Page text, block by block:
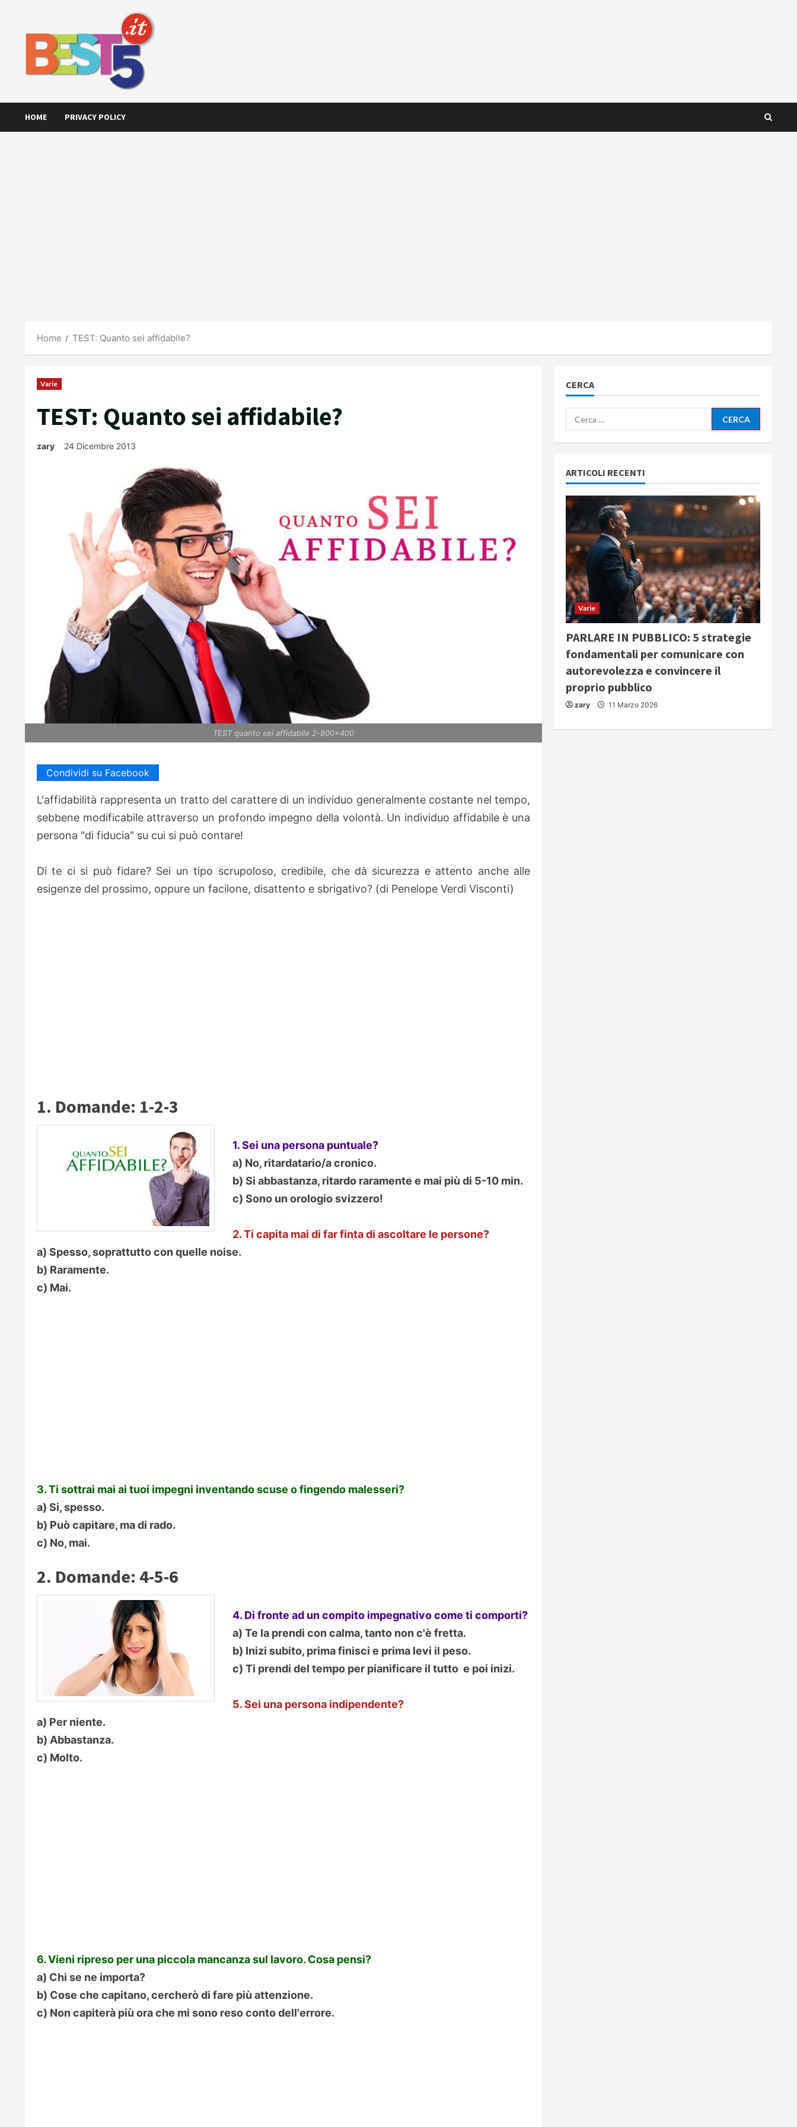
HOME PRIVACY POLICY
Home TEST: Quanto sei affidabile?
Varie
TEST: Quanto sei affidabile?
zary 24 Dicembre 2013
TEST quanto sei affidabile 2-800x400
Condividi su Facebook
L'affidabilità rappresenta un tratto del carattere di un individuo generalmente costante nel tempo,
sebbene modificabile attraverso un profondo impegno della volontà. Un individuo affidabile è una
persona "di fiducia" su cui si può contare!
Di te ci si può fidare? Sei un tipo scrupoloso, credibile, che dà sicurezza e attento anche alle
esigenze del prossimo, oppure un facilone, disattento e sbrigativo? (di Penelope Verdi Visconti)
1. Domande: 1-2-3
1. Sei una persona puntuale?
a) No, ritardatario/a cronico.
b) Si abbastanza, ritardo raramente e mai più di 5-10 min.
c) Sono un orologio svizzero!
2. Ti capita mai di far finta di ascoltare le persone?
a) Spesso, soprattutto con quelle noise.
b) Raramente.
c) Mai.
3. Ti sottrai mai ai tuoi impegni inventando scuse o fingendo malesseri?
a) Si, spesso.
b) Può capitare, ma di rado.
c) No, mai.
2. Domande: 4-5-6
4. Di fronte ad un compito impegnativo come ti comporti?
a) Te la prendi con calma, tanto non c'è fretta.
b) Inizi subito, prima finisci e prima levi il peso.
c) Ti prendi del tempo per pianificare il tutto e poi inizi.
5. Sei una persona indipendente?
a) Per niente.
b) Abbastanza.
c) Molto.
6. Vieni ripreso per una piccola mancanza sul lavoro. Cosa pensi?
a) Chi se ne importa?
b) Cose che capitano, cercherò di fare più attenzione.
c) Non capiterà più ora che mi sono reso conto dell'errore.
CERCA
Ricerca
per:
ARTICOLI RECENTI
Varie
PARLARE IN PUBBLICO: 5 strategie
fondamentali per comunicare con
autorevolezza e convincere il
proprio pubblico
zary 11 Marzo 2026